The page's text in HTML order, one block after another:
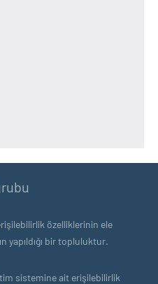
özelliklerinin ele
yapıldığı bir topluluktur.
sistemine ait erişilebilirlik